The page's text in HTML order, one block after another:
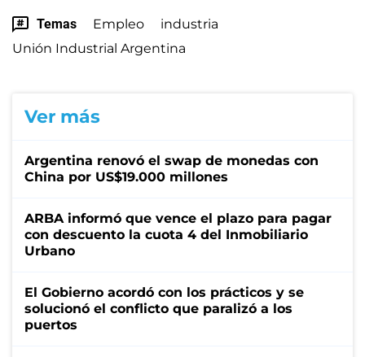
Temas Empleo
industria
Unión Industrial Argentina
Ver más
Argentina renovó el swap de monedas con
China por US$19.000 millones
ARBA informó que vence el plazo para pagar
con descuento la cuota 4 del Inmobiliario
Urbano
El Gobierno acordó con los prácticos y se
solucionó el conflicto que paralizó a los
puertos